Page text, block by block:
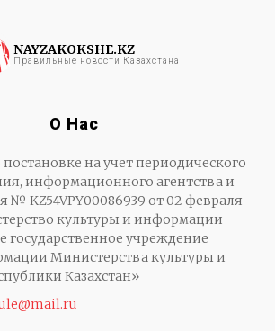
NAYZAKOKSHE.KZ
Правильные новости Казахстана
О Нас
на учет периодического
информационного агентства и
№ KZ54VPY00086939 от 02 февраля
культуры и информации
государственное учреждение
Министерства культуры и
Казахстан»